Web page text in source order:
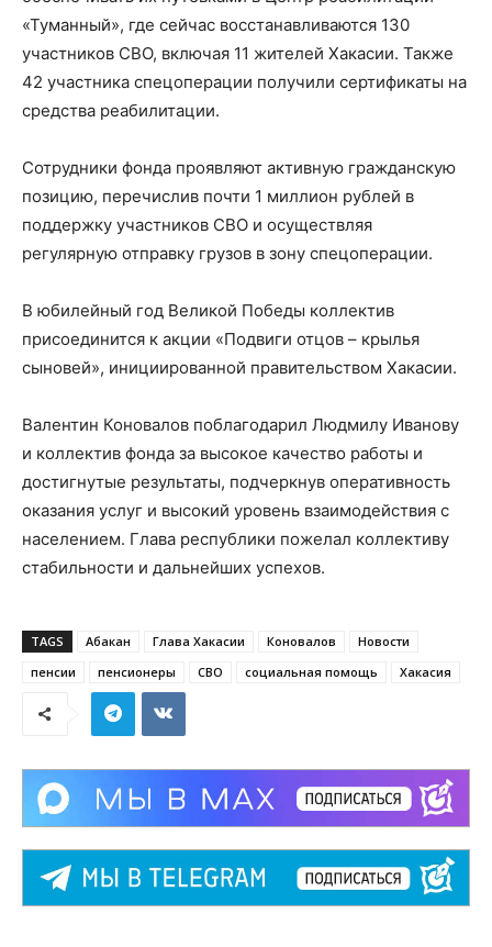
«Туманный», где сейчас восстанавливаются 130
участников СВО, включая 11 жителей Хакасии. Также
42 участника спецоперации получили сертификаты на
средства реабилитации.
Сотрудники фонда проявляют активную гражданскую
позицию, перечислив почти 1 миллион рублей в
поддержку участников СВО и осуществляя
регулярную отправку грузов в зону спецоперации.
В юбилейный год Великой Победы коллектив
присоединится к акции «Подвиги отцов – крылья
сыновей», инициированной правительством Хакасии.
Валентин Коновалов поблагодарил Людмилу Иванову
и коллектив фонда за высокое качество работы и
достигнутые результаты, подчеркнув оперативность
оказания услуг и высокий уровень взаимодействия с
населением. Глава республики пожелал коллективу
стабильности и дальнейших успехов.
TAGS Абакан Глава Хакасии Коновалов
Новости
пенсии
пенсионеры СВО социальная помощь Хакасия